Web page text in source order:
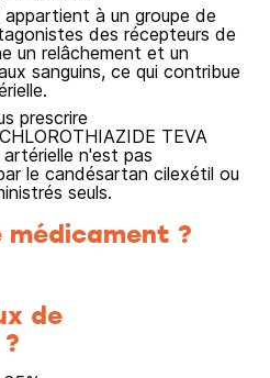
à un groupe de
des récepteurs de
un relâchement et un
sanguins, ce qui contribue
prescrire
TEVA
n'est pas
le candésartan cilexétil ou
seuls.
?
de